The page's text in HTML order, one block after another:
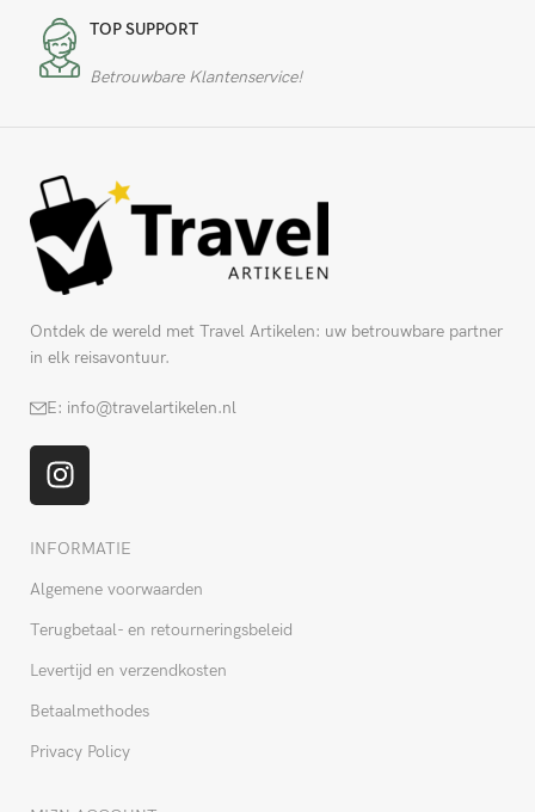
TOP SUPPORT
Betrouwbare Klantenservice!
Ontdek de wereld met Travel Artikelen: uw betrouwbare partner
in elk reisavontuur.
E: info@travelartikelen.nl
INFORMATIE
Algemene voorwaarden
Terugbetaal- en retourneringsbeleid
Levertijd en verzendkosten
Betaalmethodes
Privacy Policy